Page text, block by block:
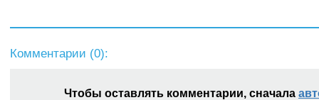
Комментарии (0):
Чтобы оставлять комментарии, сначала